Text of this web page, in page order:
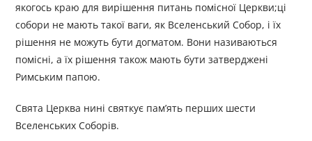
якогось краю для вирішення питань помісної Церкви;ці
собори не мають такої ваги, як Вселенський Собор, і їх
рішення не можуть бути догматом. Вони називаються
помісні, а їх рішення також мають бути затверджені
Римським папою.
Свята Церква нині святкує пам’ять перших шести
Вселенських Соборів.